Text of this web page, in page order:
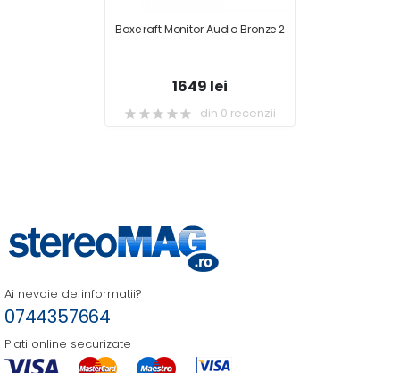
Boxe raft Monitor Audio Bronze 2
1649 lei
din 0 recenzii
Ai nevoie de informatii?
0744357664
Plati online securizate